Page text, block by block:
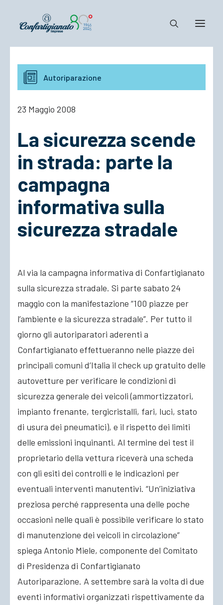
Notizie e Documenti
Confartigianato
Cosa Facciamo
Autoriparazione
23 Maggio 2008
La sicurezza scende
in strada: parte la
campagna
informativa sulla
sicurezza stradale
Al via la campagna informativa di Confartigianato
sulla sicurezza stradale. Si parte sabato 24
maggio con la manifestazione “100 piazze per
l’ambiente e la sicurezza stradale”. Per tutto il
giorno gli autoriparatori aderenti a
Confartigianato effettueranno nelle piazze dei
principali comuni d’Italia il check up gratuito delle
autovetture per verificare le condizioni di
sicurezza generale dei veicoli (ammortizzatori,
impianto frenante, tergicristalli, fari, luci, stato
di usura dei pneumatici), e il rispetto dei limiti
delle emissioni inquinanti. Al termine dei test il
proprietario della vettura riceverà una scheda
con gli esiti dei controlli e le indicazioni per
eventuali interventi manutentivi. “Un’iniziativa
preziosa perché rappresenta una delle poche
occasioni nelle quali è possibile verificare lo stato
di manutenzione dei veicoli in circolazione”
spiega Antonio Miele, componente del Comitato
di Presidenza di Confartigianato
Autoriparazione. A settembre sarà la volta di due
eventi informativi organizzati rispettivamente da